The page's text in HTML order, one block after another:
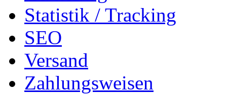
Statistik / Tracking
SEO
Versand
Zahlungsweisen